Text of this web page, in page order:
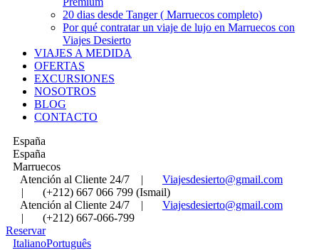
20 dias desde Tanger ( Marruecos completo)
Por qué contratar un viaje de lujo en Marruecos con
Viajes Desierto
VIAJES A MEDIDA
OFERTAS
EXCURSIONES
NOSOTROS
BLOG
CONTACTO
España
España
Marruecos
Atención al Cliente 24/7
|
Viajesdesierto@gmail.com
|
(+212) 667 066 799 (Ismail)
Atención al Cliente 24/7
|
Viajesdesierto@gmail.com
|
(+212) 667-066-799
Reservar
ItalianoPortuguês